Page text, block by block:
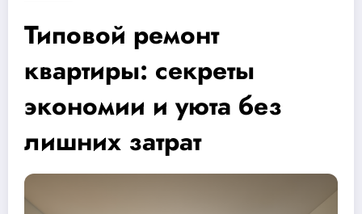
Типовой ремонт
квартиры: секреты
экономии и уюта без
лишних затрат